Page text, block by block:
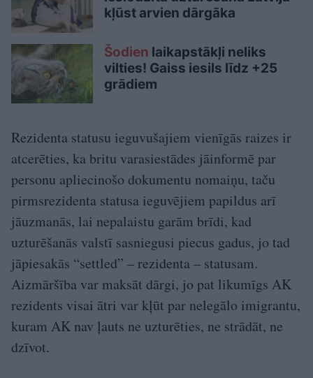
kļūst arvien dārgāka
Šodien laikapstākļi neliks
vilties! Gaiss iesils līdz +25
grādiem
Rezidenta statusu ieguvušajiem vienīgās raizes ir
atcerēties, ka britu varasiestādes jāinformē par
personu apliecinošo dokumentu nomaiņu, taču
pirmsrezidenta statusa ieguvējiem papildus arī
jāuzmanās, lai nepalaistu garām brīdi, kad
uzturēšanās valstī sasniegusi piecus gadus, jo tad
jāpiesakās “settled” – rezidenta – statusam.
Aizmāršība var maksāt dārgi, jo pat likumīgs AK
rezidents visai ātri var kļūt par nelegālo imigrantu,
kuram AK nav ļauts ne uzturēties, ne strādāt, ne
dzīvot.